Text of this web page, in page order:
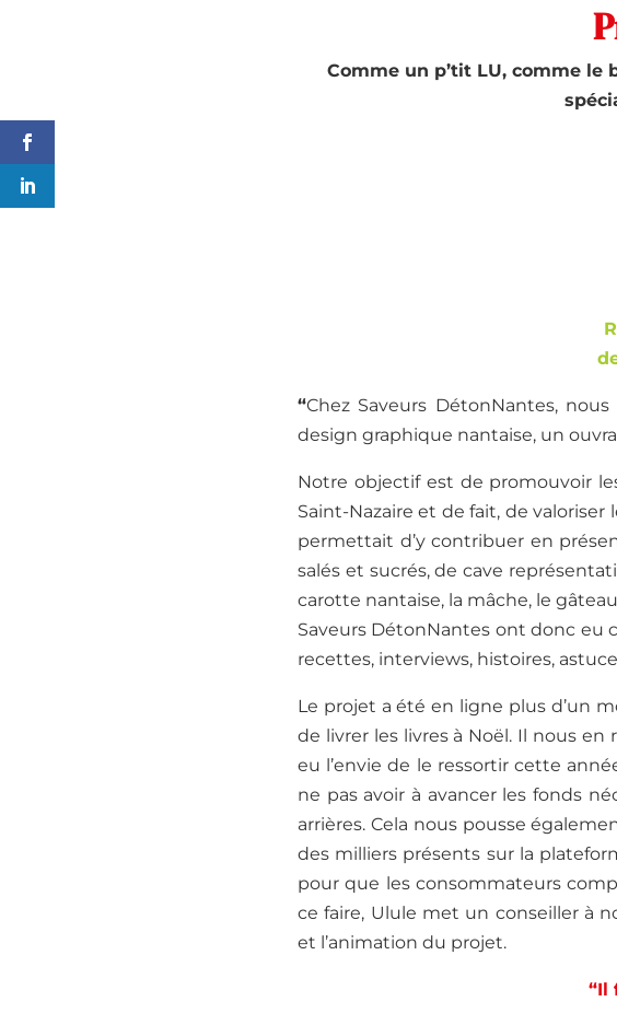
Comme un p’tit LU, comme le
“Chez Saveurs DétonNantes,
design graphique nantaise, un
Notre objectif est de promouvoir
Saint-Nazaire et de fait, de valoriser
permettait d’y contribuer en
salés et sucrés, de cave
carotte nantaise, la mâche, le
Saveurs DétonNantes ont donc eu
recettes, interviews, histoires, astuce
Le projet a étéen ligne plus d’un
de livrer les livres à Noël. Il nous en
eu l’envie de le ressortir cette
ne pas avoir à avancer les fonds
arrières. Cela nous pousse
des milliers présents sur la
pour que les consommateurs
ce faire, Ulule met un conseiller à
et l’animation du projet.
“Il